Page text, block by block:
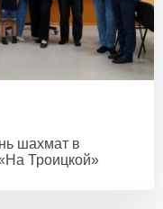
шахмат в
Троицкой»